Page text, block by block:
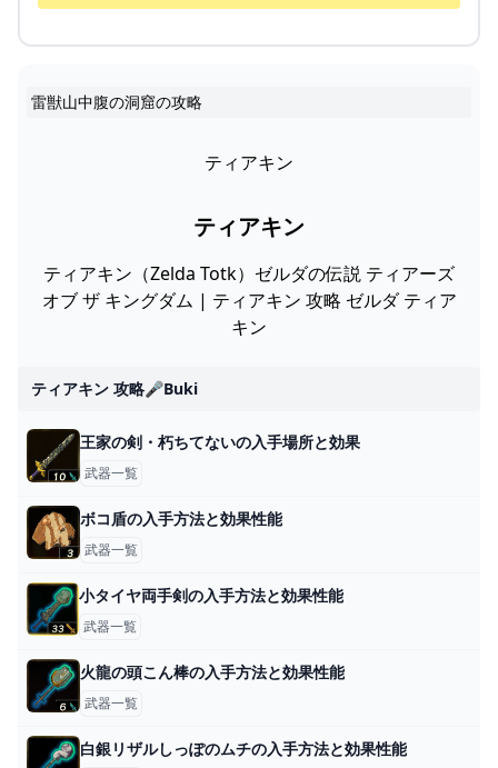
雷獣山中腹の洞窟の攻略
ティアキン
ティアキン
ティアキン（Zelda Totk）ゼルダの伝説 ティアーズ
オブ ザ キングダム | ティアキン 攻略 ゼルダ ティア
キン
ティアキン 攻略🎤buki
王家の剣・朽ちてないの入手場所と効果
武器一覧
ボコ盾の入手方法と効果性能
武器一覧
小タイヤ両手剣の入手方法と効果性能
武器一覧
火龍の頭こん棒の入手方法と効果性能
武器一覧
白銀リザルしっぽのムチの入手方法と効果性能